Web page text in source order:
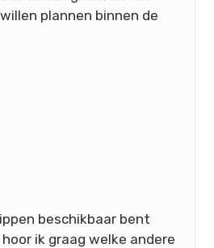
plannen binnen de
beschikbaar bent
ik graag welke andere